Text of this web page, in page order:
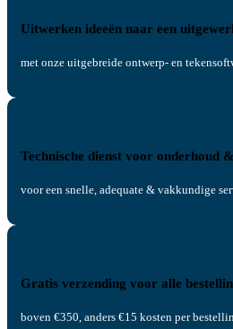
Uitwerken ideeën naar een
met onze uitgebreide ontwerp- en
Technische dienst voor onderhoud
voor een snelle, adequate & vakkundige
Gratis verzending voor alle
boven €350, anders €15 kosten per